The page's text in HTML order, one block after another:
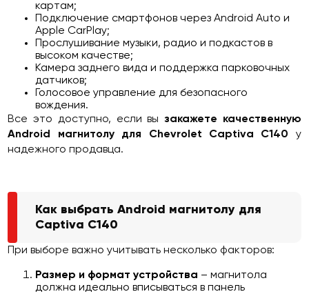
картам;
Подключение смартфонов через Android Auto и
Apple CarPlay;
Прослушивание музыки, радио и подкастов в
высоком качестве;
Камера заднего вида и поддержка парковочных
датчиков;
Голосовое управление для безопасного
вождения.
Все это доступно, если вызакажете качественную
Android магнитолу для Chevrolet Captiva C140 у
надежного продавца.
Как выбрать Android магнитолу для
Captiva C140
При выборе важно учитывать несколько факторов:
Размер и формат устройства – магнитола
должна идеально вписываться в панель